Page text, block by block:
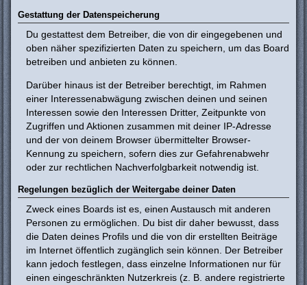
Gestattung der Datenspeicherung
Du gestattest dem Betreiber, die von dir eingegebenen und
oben näher spezifizierten Daten zu speichern, um das Board
betreiben und anbieten zu können.
Darüber hinaus ist der Betreiber berechtigt, im Rahmen
einer Interessenabwägung zwischen deinen und seinen
Interessen sowie den Interessen Dritter, Zeitpunkte von
Zugriffen und Aktionen zusammen mit deiner IP-Adresse
und der von deinem Browser übermittelter Browser-
Kennung zu speichern, sofern dies zur Gefahrenabwehr
oder zur rechtlichen Nachverfolgbarkeit notwendig ist.
Regelungen bezüglich der Weitergabe deiner Daten
Zweck eines Boards ist es, einen Austausch mit anderen
Personen zu ermöglichen. Du bist dir daher bewusst, dass
die Daten deines Profils und die von dir erstellten Beiträge
im Internet öffentlich zugänglich sein können. Der Betreiber
kann jedoch festlegen, dass einzelne Informationen nur für
einen eingeschränkten Nutzerkreis (z. B. andere registrierte